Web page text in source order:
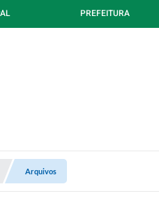
PREFEITURA
Arquivos